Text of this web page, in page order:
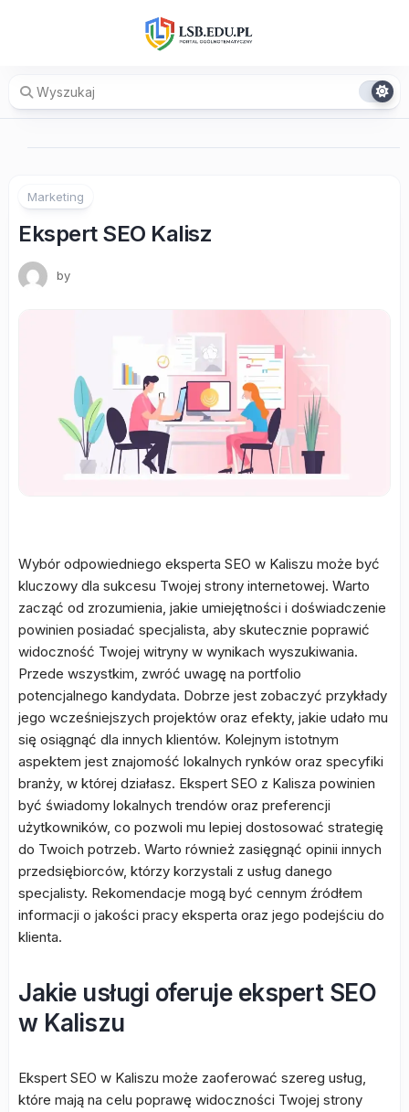
Marketing
Ekspert SEO Kalisz
by
Wybór odpowiedniego eksperta SEO w Kaliszu może być
kluczowy dla sukcesu Twojej strony internetowej. Warto
zacząć od zrozumienia, jakie umiejętności i doświadczenie
powinien posiadać specjalista, aby skutecznie poprawić
widoczność Twojej witryny w wynikach wyszukiwania.
Przede wszystkim, zwróć uwagę na portfolio
potencjalnego kandydata. Dobrze jest zobaczyć przykłady
jego wcześniejszych projektów oraz efekty, jakie udało mu
się osiągnąć dla innych klientów. Kolejnym istotnym
aspektem jest znajomość lokalnych rynków oraz specyfiki
branży, w której działasz. Ekspert SEO z Kalisza powinien
być świadomy lokalnych trendów oraz preferencji
użytkowników, co pozwoli mu lepiej dostosować strategię
do Twoich potrzeb. Warto również zasięgnąć opinii innych
przedsiębiorców, którzy korzystali z usług danego
specjalisty. Rekomendacje mogą być cennym źródłem
informacji o jakości pracy eksperta oraz jego podejściu do
klienta.
Jakie usługi oferuje ekspert SEO
w Kaliszu
Ekspert SEO w Kaliszu może zaoferować szereg usług,
które mają na celu poprawę widoczności Twojej strony